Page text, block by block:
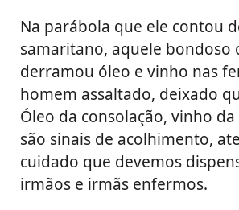
Na parábola que ele contou
samaritano, aquele bondoso
derramou óleo e vinho nas
homem assaltado, deixado
Óleo da consolação, vinho
são sinais de acolhimento,
cuidado que devemos
irmãos e irmãs enfermos.